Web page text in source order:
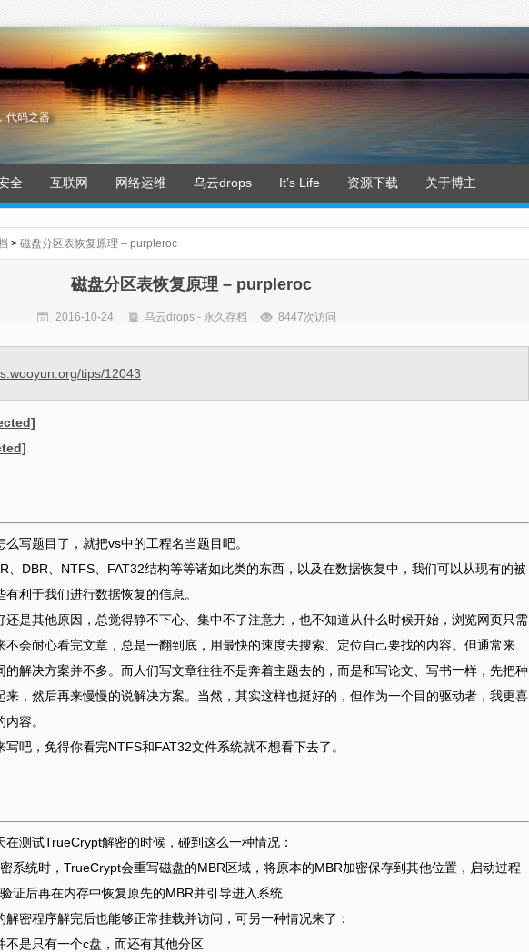
代码之器
全 互联网 网络运维 乌云drops It’s Life 资源下载 关于博主
> 磁盘分区表恢复原理 – purpleroc
磁盘分区表恢复原理 – purpleroc
2016-10-24 乌云drops - 永久存档 8447次访问
tips/12043
写题目了，就把vs中的工程名当题目吧。
、DBR、NTFS、FAT32结构等等诸如此类的东西，以及在数据恢复中，我们可以从现有的被
利于我们进行数据恢复的信息。
还是其他原因，总觉得静不下心、集中不了注意力，也不知道从什么时候开始，浏览网页只需
不会耐心看完文章，总是一翻到底，用最快的速度去搜索、定位自己要找的内容。但通常来
的解决方案并不多。而人们写文章往往不是奔着主题去的，而是和写论文、写书一样，先把种
来，然后再来慢慢的说解决方案。当然，其实这样也挺好的，但作为一个目的驱动者，我更喜
容。
吧，免得你看完NTFS和FAT32文件系统就不想看下去了。
测试TrueCrypt解密的时候，碰到这么一种情况：
系统时，TrueCrypt会重写磁盘的MBR区域，将原本的MBR加密保存到其他位置，启动过程
证后再在内存中恢复原先的MBR并引导进入系统
密程序解完后也能够正常挂载并访问，可另一种情况来了：
不是只有一个c盘，而还有其他分区